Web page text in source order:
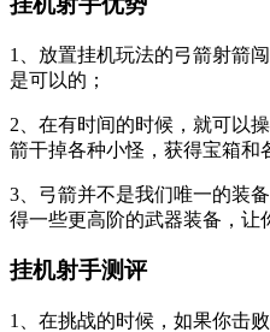
1、放置挂机玩法的弓箭射箭
是可以的；
2、在有时间的时候，就可以
箭干掉各种小怪，获得宝箱和
3、弓箭并不是我们唯一的装
得一些更高阶的武器装备，让
挂机射手测评
1、在挑战的时候，如果你击